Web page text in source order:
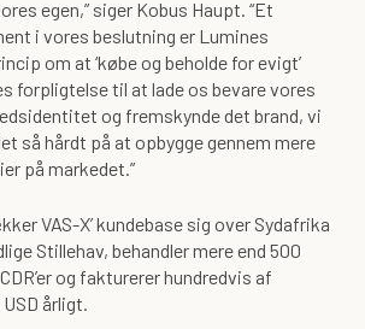
egen,” siger Kobus Haupt. “Et
i vores beslutning er Lumines
om at ‘købe og beholde for evigt’
forpligtelse til at lade os bevare vores
og fremskynde det brand, vi
så hårdt på at opbygge gennem mere
på markedet.”
VAS-X’ kundebase sig over Sydafrika
Stillehav, behandler mere end 500
og fakturerer hundredvis af
årligt.